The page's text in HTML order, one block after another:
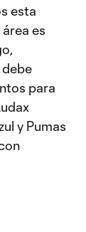
esta
es
para
y Pumas